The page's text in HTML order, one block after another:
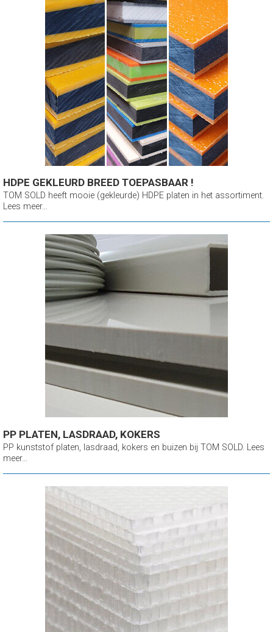
HDPE GEKLEURD BREED TOEPASBAAR !
TOM SOLD heeft mooie (gekleurde) HDPE platen in het assortiment.
Lees meer...
PP PLATEN, LASDRAAD, KOKERS
PP kunststof platen, lasdraad, kokers en buizen bij TOM SOLD. Lees
meer...